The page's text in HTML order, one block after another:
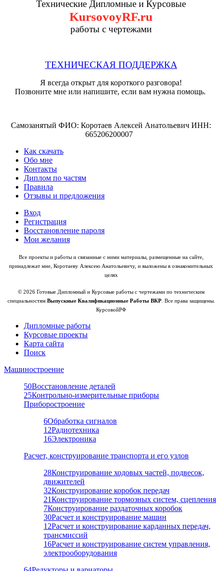
Технические Дипломные и Курсовые
KursovoyRF.ru
работы с чертежами
ТЕХНИЧЕСКАЯ ПОДДЕРЖКА
Я всегда открыт для короткого разговора!
Позвоните мне или напишите, если вам нужна помощь.
Самозанятый ФИО: Коротаев Алексей Анатольевич ИНН:
665206200007
Как скачать
Обо мне
Контакты
Диплом по частям
Правила
Отзывы и предложения
Вход
Регистрация
Восстановление пароля
Мои желания
Все проекты и работы и связанные с ними материалы, размещенные на сайте,
принадлежат мне, Коротаеву Алексею Анатольевичу, и выложены в ознакомительных
целях
© 2026 Готовые Дипломный и Курсовые работы с чертежами по техническим
специальностям Выпускные Квалификационные Работы ВКР. Все права защищены.
КурсовойРФ
Дипломные работы
Курсовые проекты
Карта сайта
Поиск
Машиностроение
50Восстановление деталей
25Контрольно-измерительные приборы
Приборостроение
6Обработка сигналов
12Радиотехника
16Электроника
Расчет, конструирование транспорта и его узлов
28Конструирование ходовых частей, подвесок,
движителей
32Конструирование коробок передач
21Конструирование тормозных систем, сцепления
7Конструирование раздаточных коробок
30Расчет и конструирование машин
12Расчет и конструирование карданных передач,
трансмиссий
16Расчет и конструирование систем управления,
электрооборудования